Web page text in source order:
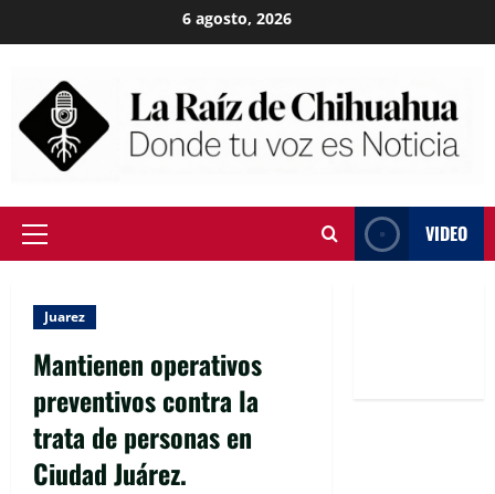
to
6 agosto, 2026
Primary
VIDEO
Juarez
Mantienen operativos
preventivos contra la
trata de personas en
Ciudad Juárez.